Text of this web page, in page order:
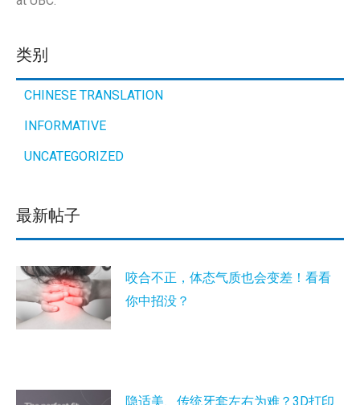
类别
CHINESE TRANSLATION
INFORMATIVE
UNCATEGORIZED
最新帖子
咬合不正，体态气质也会变差！看看
你中招没？
隐适美、传统牙套左右为难？3D打印